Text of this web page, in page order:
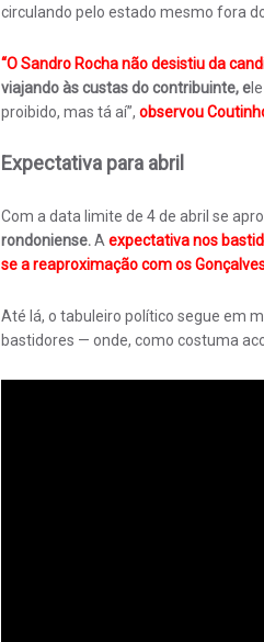
circulando pelo estado mesmo fora
“O Sandro Rocha não desistiu da
viajando às custas do contribuinte, e
proibido, mas tá aí”, observou
Expectativa para abril
Com a data limite de 4 de abril se
rondoniense.Aexpectativa nos
se a reaproximação com os
Até lá, o tabuleiro político segue em
bastidores — onde, como costuma